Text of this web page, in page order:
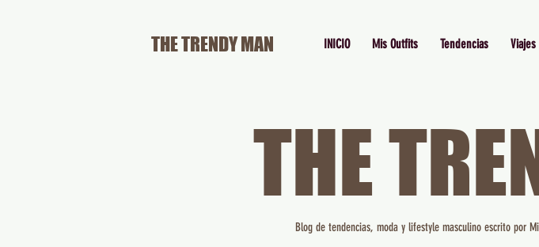
INICIO Mis Outfits Tendencias Viajes
THE TRENDY MAN
Blog de tendencias, moda y lifestyle masculino escrito por
THE